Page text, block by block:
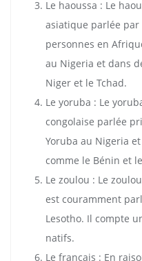
Le haoussa : Le
asiatique parlée
personnes en
au Nigeria et dans
Niger et le Tchad.
Le yoruba : Le
congolaise parlée
Yoruba au Nigeria
comme le Bénin et
Le zoulou : Le
est couramment
Lesotho. Il compte
natifs.
Le français : En